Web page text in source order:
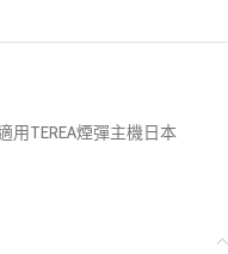
用TEREA煙彈主機日本